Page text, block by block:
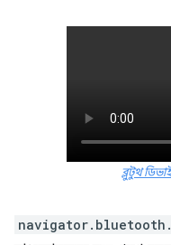
ব্লুটুথ